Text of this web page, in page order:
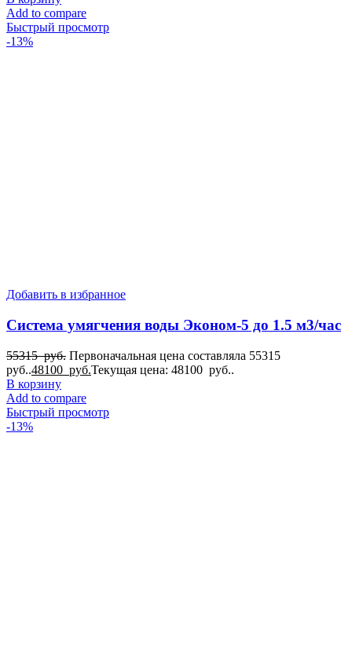
Add to compare
Быстрый просмотр
-13%
Добавить в избранное
Система умягчения воды Эконом-5 до 1.5 м3/час
55315руб. Первоначальная цена составляла 55315
руб..48100 руб.Текущая цена: 48100 руб..
В корзину
Add to compare
Быстрый просмотр
-13%